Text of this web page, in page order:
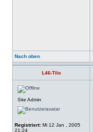
Nach oben
L46-Tilo
Site Admin
Registriert: Mi 12 Jan , 2005
21:24